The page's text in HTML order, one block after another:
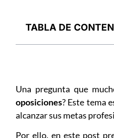
TABLA DE
Una pregunta que
oposiciones? Este tema
alcanzar sus metas
Por ello, en este post